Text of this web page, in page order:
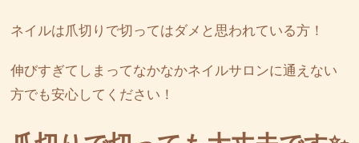
ネイルは爪切りで切ってはダメと思われている方！
伸びすぎてしまってなかなかネイルサロンに通えない
方でも安心してください！